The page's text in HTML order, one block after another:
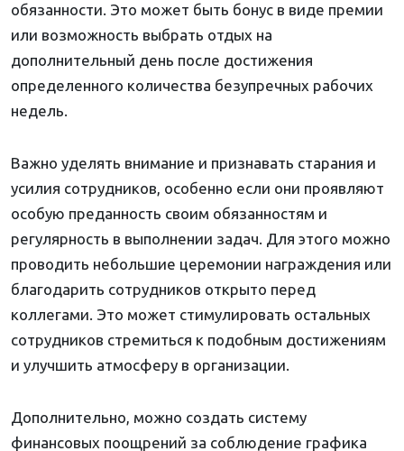
обязанности. Это может быть бонус в виде премии
или возможность выбрать отдых на
дополнительный день после достижения
определенного количества безупречных рабочих
недель.
Важно уделять внимание и признавать старания и
усилия сотрудников, особенно если они проявляют
особую преданность своим обязанностям и
регулярность в выполнении задач. Для этого можно
проводить небольшие церемонии награждения или
благодарить сотрудников открыто перед
коллегами. Это может стимулировать остальных
сотрудников стремиться к подобным достижениям
и улучшить атмосферу в организации.
Дополнительно, можно создать систему
финансовых поощрений за соблюдение графика